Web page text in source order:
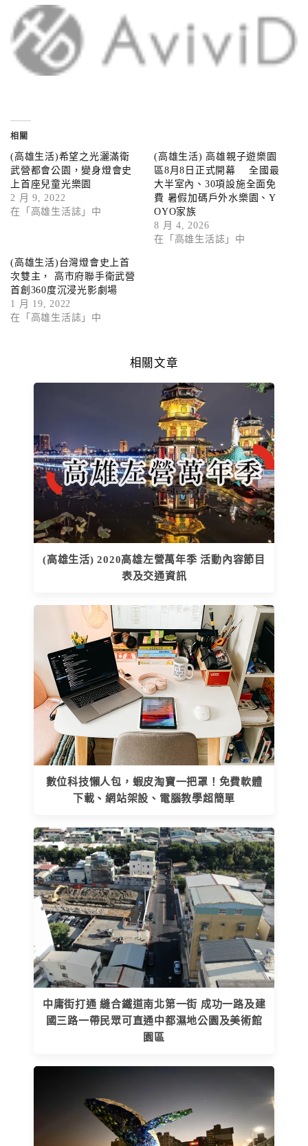
相關
(高雄生活)希望之光灑滿衛
武營都會公園，變身燈會史
上首座兒童光樂園
2 月 9, 2022
在「高雄生活誌」中
(高雄生活) 高雄親子遊樂園
區8月8日正式開幕 全國最
大半室內、30項設施全面免
費 暑假加碼戶外水樂園、Y
OYO家族
8 月 4, 2026
在「高雄生活誌」中
(高雄生活)台灣燈會史上首
次雙主， 高市府聯手衛武營
首創360度沉浸光影劇場
1 月 19, 2022
在「高雄生活誌」中
相關文章
(高雄生活) 2020高雄左營萬年季 活動內容節目
表及交通資訊
數位科技懶人包，蝦皮淘寶一把罩！免費軟體
下載、網站架設、電腦教學超簡單
中庸街打通 縫合鐵道南北第一街 成功一路及建
國三路一帶民眾可直通中都濕地公園及美術館
園區